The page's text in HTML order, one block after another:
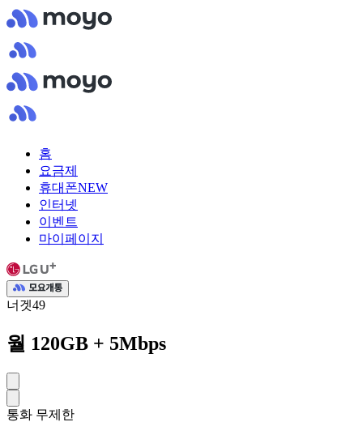
홈
요금제
휴대폰NEW
인터넷
이벤트
마이페이지
너겟49
월 120GB + 5Mbps
통화 무제한